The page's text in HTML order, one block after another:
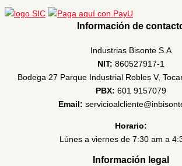
Información de
Industrias Bisonte S.A
NIT: 860527917-1
Bodega 27 Parque Industrial Robles V,
PBX: 601 9157079
Email:
Horario:
Lúnes a viernes de 7:30 am a
Información legal